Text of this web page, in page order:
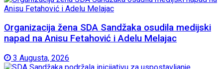
Organizacija žena SDA Sandžaka osudila medijski
napad na Anisu Fetahović i Adelu Melajac
3 Augusta, 2026